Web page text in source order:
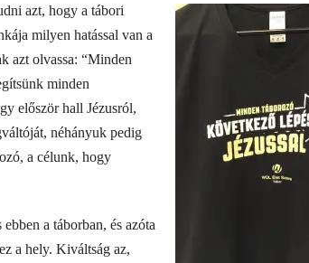
azt, hogy a tábori
milyen hatással van a
azt olvassa: “Minden
minden
először hall Jézusról,
néhányuk pedig
a célunk, hogy
a táborban, és azóta
a hely. Kiváltság az,